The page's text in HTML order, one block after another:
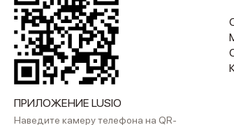
ПРИЛОЖЕНИЕ LUSIO
Наведите камеру телефона на QR-